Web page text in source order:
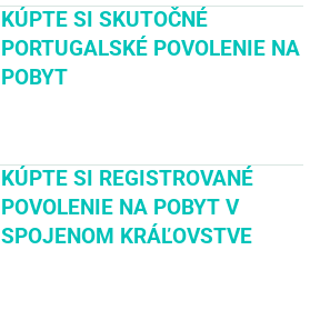
KÚPTE SI SKUTOČNÉ
PORTUGALSKÉ POVOLENIE NA
POBYT
KÚPTE SI REGISTROVANÉ
POVOLENIE NA POBYT V
SPOJENOM KRÁĽOVSTVE